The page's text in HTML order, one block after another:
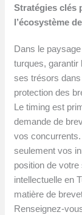
Stratégies clés
l’écosystème
Dans le
turques, garantir
ses trésors
protection des
Le timing est
demande de
vos
seulement vos
position de
intellectuelle en
matière de
Renseignez-